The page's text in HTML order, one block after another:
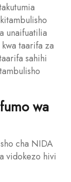
unaifuatilia
taarifa za
sahihi
wa
cha NIDA
vidokezo hivi